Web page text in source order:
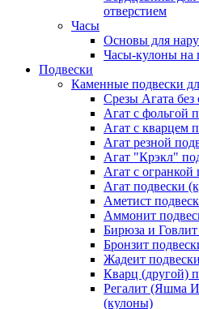
отверстием
Часы
Основы для
Часы-кулоны на
Подвески
Каменные подвески
Срезы Агата без
Агат с фольгой
Агат с кварцем
Агат резной
Агат "Крэкл"
Агат с
Агат подвески
Аметист
Аммонит
Бирюза и
Бронзит
Жадеит
Кварц (другой)
Регалит (Яшма
(кулоны)